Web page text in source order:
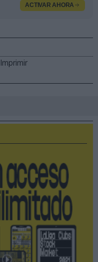
ACTIVAR AHORA
Imprimir